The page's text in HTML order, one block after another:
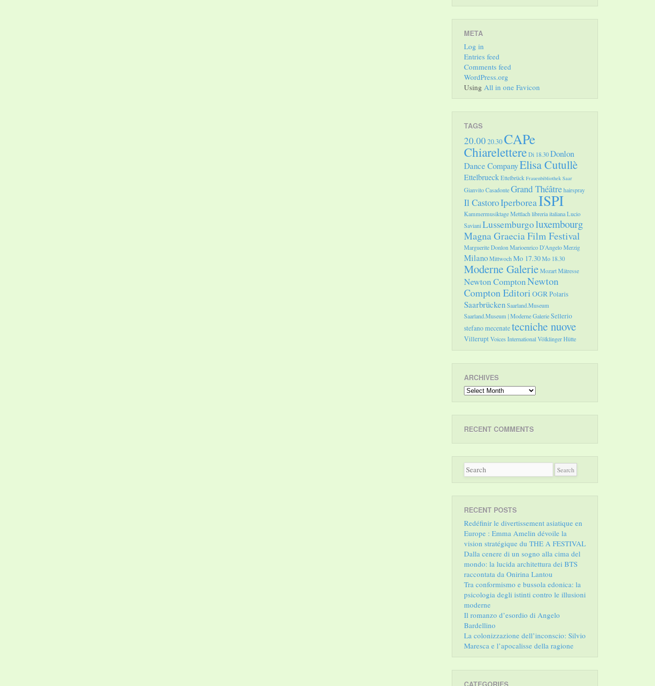
META
Log in
Entries feed
Comments feed
WordPress.org
Using All in one Favicon
TAGS
20.00 20.30CAPe
ChiarelettereDi 18.30Donlon
Dance CompanyElisa Cutullè
EttelbrueckEttelbrück Frauenbibliothek Saar
Gianvito CasadonteGrand Théâtrehairspray
Il CastoroIperboreaISPI
Kammermusiktage Mettlachlibreria italianaLucio
SavianiLussemburgoluxembourg
Magna Graecia Film Festival
Marguerite DonlonMarioenrico D'AngeloMerzig
MilanoMittwochMo 17.30Mo 18.30
Moderne GalerieMozartMätresse
Newton ComptonNewton
Compton Editori OGRPolaris
SaarbrückenSaarland.Museum
Saarland.Museum | Moderne GalerieSellerio
stefano mecenatetecniche nuove
VilleruptVoices InternationalVölklinger Hütte
ARCHIVES
Archives
RECENT COMMENTS
RECENT POSTS
Redéfinir le divertissement asiatique en
Europe : Emma Amelin dévoile la
vision stratégique du THE A FESTIVAL
Dalla cenere di un sogno alla cima del
mondo: la lucida architettura dei BTS
raccontata da Onirina Lantou
Tra conformismo e bussola edonica: la
psicologia degli istinti contro le illusioni
moderne
Il romanzo d’esordio di Angelo
Bardellino
La colonizzazione dell’inconscio: Silvio
Maresca e l’apocalisse della ragione
CATEGORIES